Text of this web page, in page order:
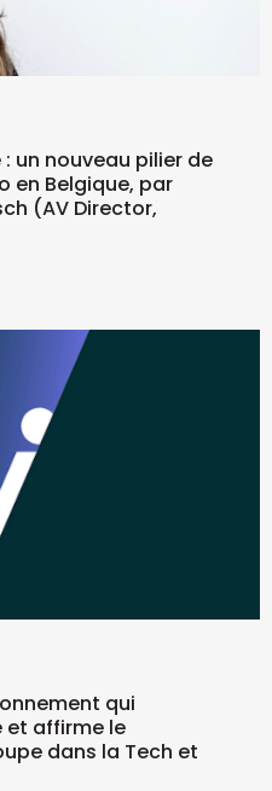
un nouveau pilier de
en Belgique, par
(AV Director,
qui
et affirme le
dans la Tech et